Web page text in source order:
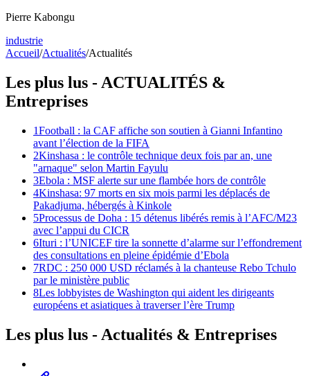
Pierre Kabongu
industrie
Accueil/Actualités/Actualités
Les plus lus - ACTUALITÉS &
Entreprises
1Football : la CAF affiche son soutien à Gianni Infantino
avant l’élection de la FIFA
2Kinshasa : le contrôle technique deux fois par an, une
"arnaque" selon Martin Fayulu
3Ebola : MSF alerte sur une flambée hors de contrôle
4Kinshasa: 97 morts en six mois parmi les déplacés de
Pakadjuma, hébergés à Kinkole
5Processus de Doha : 15 détenus libérés remis à l’AFC/M23
avec l’appui du CICR
6Ituri : l’UNICEF tire la sonnette d’alarme sur l’effondrement
des consultations en pleine épidémie d’Ebola
7RDC : 250 000 USD réclamés à la chanteuse Rebo Tchulo
par le ministère public
8Les lobbyistes de Washington qui aident les dirigeants
européens et asiatiques à traverser l’ère Trump
Les plus lus - Actualités & Entreprises